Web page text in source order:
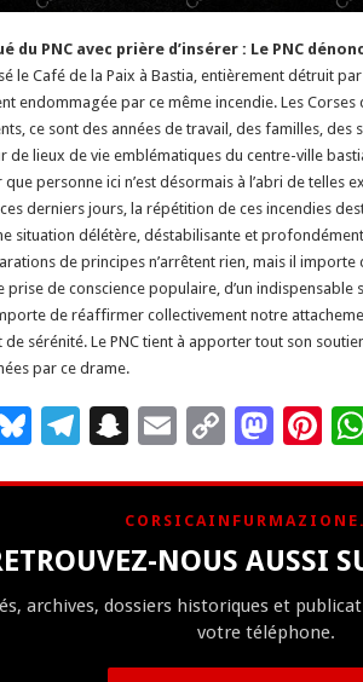
du PNC avec prière d’insérer : Le PNC
le Café de la Paix à Bastia, entièrement détruit
endommagée par ce même incendie. Les
ce sont des années de travail, des familles, des
de lieux de vie emblématiques du centre-ville
personne ici n’est désormais à l’abri de telles
derniers jours, la répétition de ces incendies
situation délétère, déstabilisante et
de principes n’arrêtent rien, mais il importe
prise de conscience populaire, d’un indispensable
de réaffirmer collectivement notre
de sérénité. Le PNC tient à apporter tout son
par ce drame.
Bl
ky
T
gr
a
m
S
a
p
c
h
at
E
ai
l
C
p
y
Li
n
k
M
to
d
o
n
Pi
er
es
t
NOUS AUSSI
archives, dossiers historiques et
votre téléphone.